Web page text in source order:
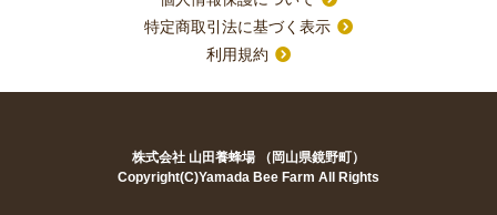
特定商取引法に基づく表示
利用規約
株式会社 山田養蜂場 （岡山県鏡野町）
Copyright(C)Yamada Bee Farm All Rights